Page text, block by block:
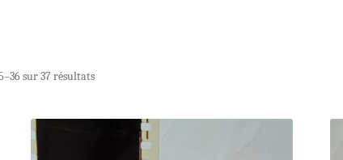
sur 37 résultats